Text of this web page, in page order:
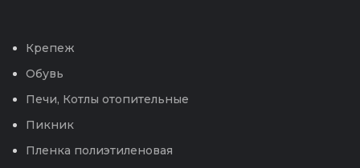
Крепеж
Обувь
Печи, Котлы отопительные
Пикник
Пленка полиэтиленовая